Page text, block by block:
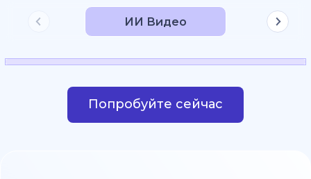
ИИ Видео
Попробуйте сейчас